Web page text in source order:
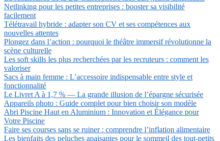
Netlinking pour les petites entreprises : booster sa visibilité
facilement
Télétravail hybride : adapter son CV et ses compétences aux
nouvelles attentes
Plongez dans l’action : pourquoi le théâtre immersif révolutionne la
scène culturelle
Les soft skills les plus recherchées par les recruteurs : comment les
valoriser
Sacs à main femme : L’accessoire indispensable entre style et
fonctionnalité
Le Livret A à 1,7 % — La grande illusion de l’épargne sécurisée
Appareils photo : Guide complet pour bien choisir son modèle
Abri Piscine Haut en Aluminium : Innovation et Élégance pour
Votre Piscine
Faire ses courses sans se ruiner : comprendre l’inflation alimentaire
Les bienfaits des peluches apaisantes pour le sommeil des tout-petits